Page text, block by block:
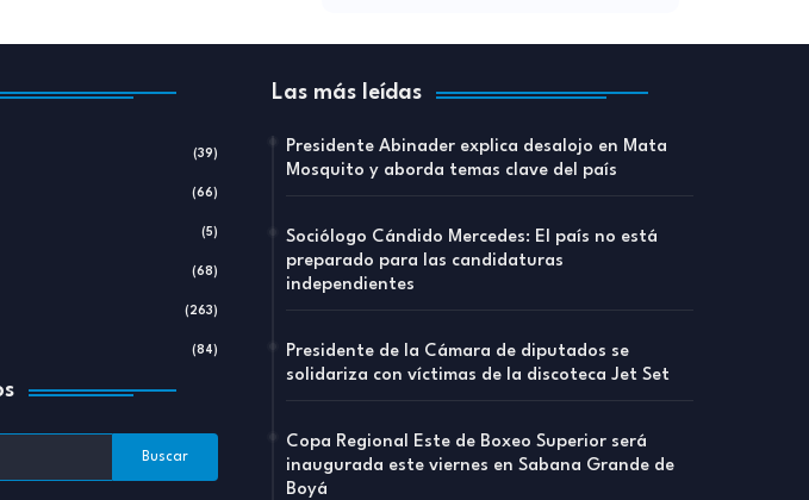
(39)
(66)
(5)
(68)
(263)
(84)
Las más leídas
Presidente Abinader explica desalojo en Mata
Mosquito y aborda temas clave del país
Sociólogo Cándido Mercedes: El país no está
preparado para las candidaturas
independientes
Presidente de la Cámara de diputados se
solidariza con víctimas de la discoteca Jet Set
Copa Regional Este de Boxeo Superior será
inaugurada este viernes en Sabana Grande de
Boyá